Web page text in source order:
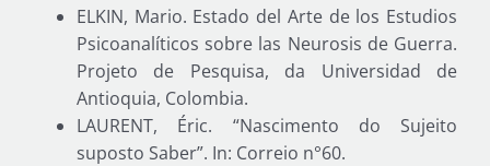
ELKIN, Mario. Estado del Arte de los Estudios
Psicoanalíticos sobre las Neurosis de Guerra.
Projeto de Pesquisa, da Universidad de
Antioquia, Colombia.
LAURENT, Éric. “Nascimento do Sujeito
suposto Saber”. In: Correio n°60.